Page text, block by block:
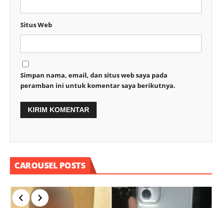
Situs Web
Simpan nama, email, dan situs web saya pada
peramban ini untuk komentar saya berikutnya.
CAROUSEL POSTS